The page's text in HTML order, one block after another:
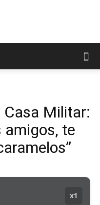
Casa Militar:
amigos, te
x1